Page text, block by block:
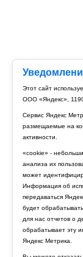
Этот сайт
ООО «Яндекс»,
Сервис Яндекс
размещаемые на
активности.
«cookie» -
анализа их
может
Информация об
передаваться
будет
для нас отчетов о
обрабатывает эту
Яндекс Метрика.